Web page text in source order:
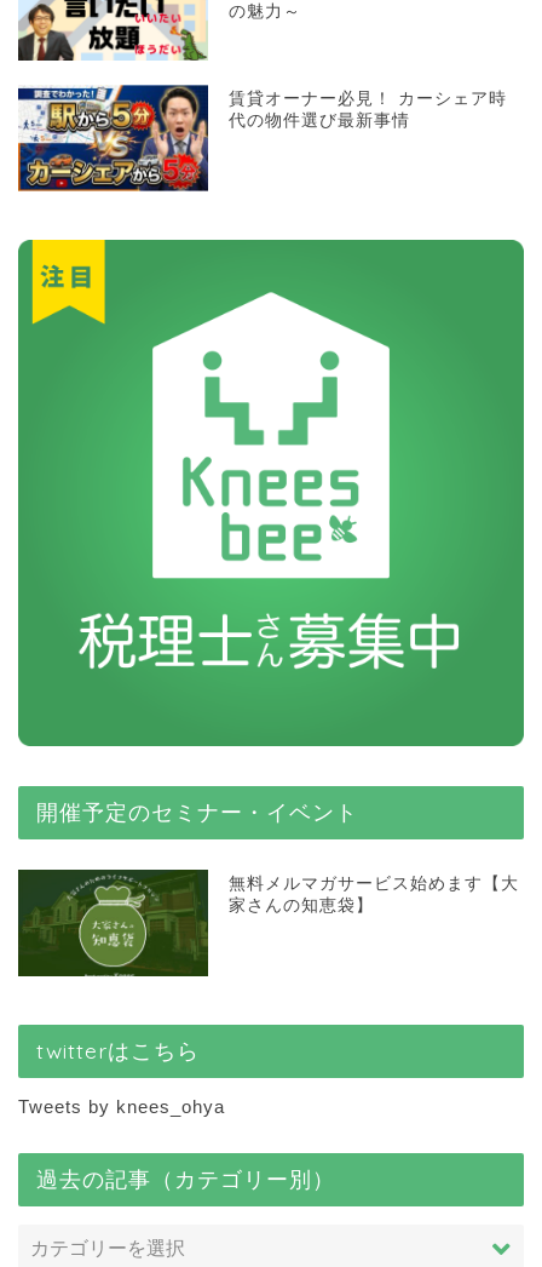
の魅力～
賃貸オーナー必見！ カーシェア時
代の物件選び最新事情
開催予定のセミナー・イベント
無料メルマガサービス始めます【大
家さんの知恵袋】
twitterはこちら
Tweets by knees_ohya
過去の記事（カテゴリー別）